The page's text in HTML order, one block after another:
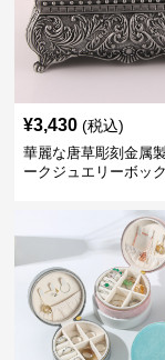
¥3,430 (税込)
華麗な唐草彫刻金属
ークジュエリーボッ